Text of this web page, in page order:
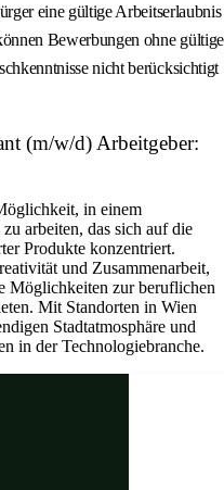
eine gültige Arbeitserlaubnis
Bewerbungen ohne gültige
nicht berücksichtigt
(m/w/d) Arbeitgeber:
in einem
arbeiten, das sich auf die
Produkte konzentriert.
und Zusammenarbeit,
Möglichkeiten zur beruflichen
Mit Standorten in Wien
Stadtatmosphäre und
in der Technologiebranche.